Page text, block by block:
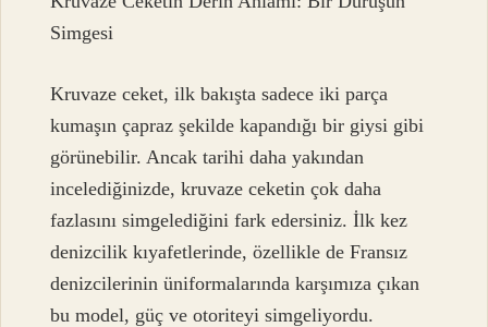
Simgesi
Kruvaze ceket, ilk bakışta sadece iki parça
kumaşın çapraz şekilde kapandığı bir giysi gibi
görünebilir. Ancak tarihi daha yakından
incelediğinizde, kruvaze ceketin çok daha
fazlasını simgelediğini fark edersiniz. İlk kez
denizcilik kıyafetlerinde, özellikle de Fransız
denizcilerinin üniformalarında karşımıza çıkan
bu model, güç ve otoriteyi simgeliyordu.